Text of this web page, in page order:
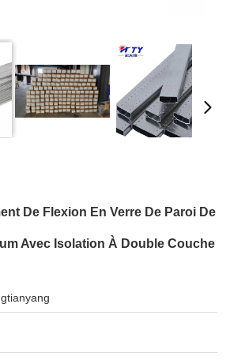
De Flexion En Verre De Paroi De
Avec Isolation À Double Couche